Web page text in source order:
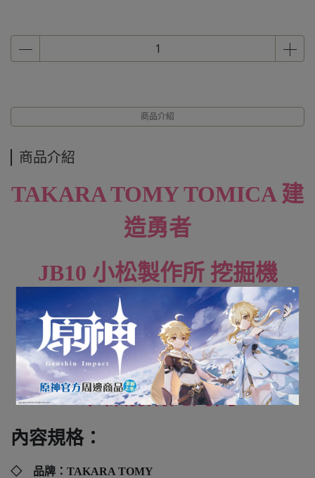
商品介紹
商品介紹
TAKARA TOMY TOMICA 建
造勇者
JB10 小松製作所 挖掘機
PC200-10
全新未拆封
下標前請先詢問
內容規格：
◇ 品牌：TAKARA TOMY